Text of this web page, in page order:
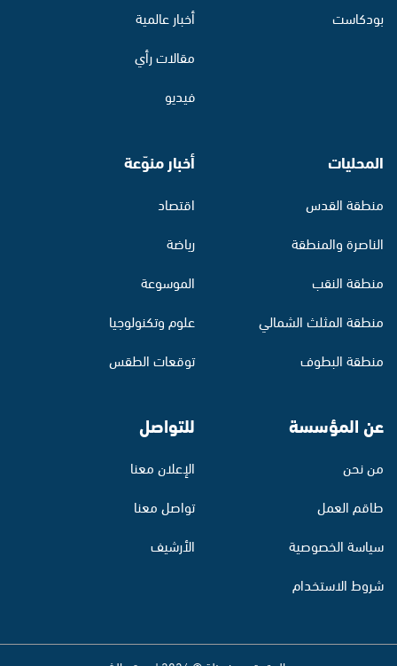
بودكاست
أخبار عالمية
مقالات رأي
فيديو
المحليات
منطقة القدس
الناصرة والمنطقة
منطقة النقب
منطقة المثلث الشمالي
منطقة البطوف
أخبار منوّعة
اقتصاد
رياضة
الموسوعة
علوم وتكنولوجيا
توقعات الطقس
عن المؤسسة
من نحن
طاقم العمل
سياسة الخصوصية
شروط الاستخدام
للتواصل
الإعلان معنا
تواصل معنا
الأرشيف